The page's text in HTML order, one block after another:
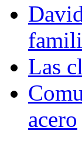
Las
acero